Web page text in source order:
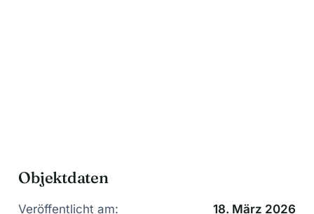
Objektdaten
Veröffentlicht am: 18. März 2026